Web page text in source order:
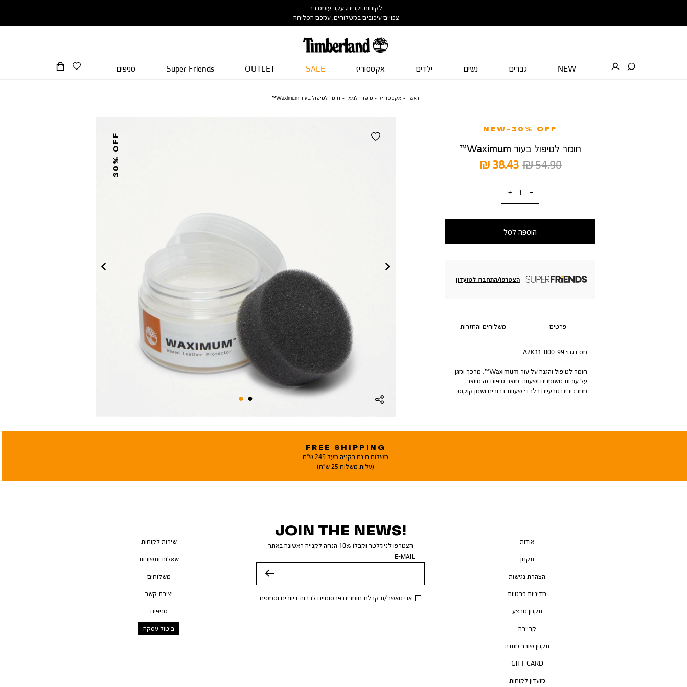
לקוחות יקרים, עקב עומס רב
צפויים עיכובים במשלוחים. עמכם הסליחה
NEW גברים נשים ילדים אקססוריז SALE
OUTLET
Super Friends סניפים
ראשי אקססוריז טיפוח לנעל חומר לטיפול בעור Waximum™
30% OFF
NEW-30% OFF
חומר לטיפול בעור Waximum™
מחיר
מוצר
38.43 ₪
מחיר
54.90 ₪
הוספה לסל
הצטרפו/התחברו למועדון
פרטים משלוחים והחזרות
מס דגם:A2K11-000-99
חומר לטיפול והגנה על עור Waximum™. מרכך ומגן
על עורות משומנים ושעווה. מוצר טיפוח זה מיוצר
ממרכיבים טבעיים בלבד: שעוות דבורים ושמן קוקוס.
FREE SHIPPING
משלוח חינם בקניה מעל 249 ש"ח
(עלות משלוח 25 ש"ח)
JOIN THE NEWS!
הצטרפו לניוזלטר וקבלו 10% הנחה לקנייה ראשונה באתר
E-MAIL
אני מאשר/ת קבלת חומרים פרסומיים לרבות דיוורים וסמסים
אודות
תקנון
הצהרת נגישות
מדיניות פרטיות
תקנון מבצע
קריירה
תקנון שובר מתנה
GIFT CARD
מועדון לקוחות
שירות לקוחות
שאלות ותשובות
משלוחים
יצירת קשר
סניפים
ביטול עסקה